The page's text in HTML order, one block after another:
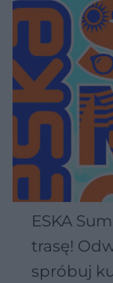
ESKA
trasę!
spróbuj